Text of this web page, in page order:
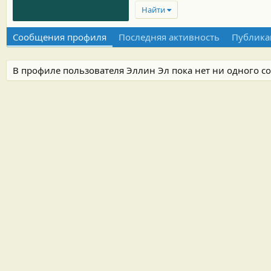
Найти
Сообщения профиля Последняя активность
В профиле пользователя Эллин Эл пока нет ни одного